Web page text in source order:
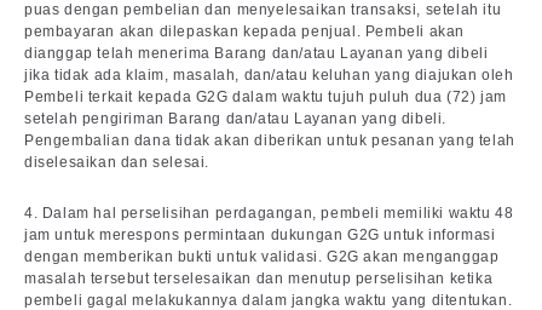
puas dengan pembelian dan menyelesaikan transaksi, setelah itu
pembayaran akan dilepaskan kepada penjual. Pembeli akan
dianggap telah menerima Barang dan/atau Layanan yang dibeli
jika tidak ada klaim, masalah, dan/atau keluhan yang diajukan oleh
Pembeli terkait kepada G2G dalam waktu tujuh puluh dua (72) jam
setelah pengiriman Barang dan/atau Layanan yang dibeli.
Pengembalian dana tidak akan diberikan untuk pesanan yang telah
diselesaikan dan selesai.
4. Dalam hal perselisihan perdagangan, pembeli memiliki waktu 48
jam untuk merespons permintaan dukungan G2G untuk informasi
dengan memberikan bukti untuk validasi. G2G akan menganggap
masalah tersebut terselesaikan dan menutup perselisihan ketika
pembeli gagal melakukannya dalam jangka waktu yang ditentukan.